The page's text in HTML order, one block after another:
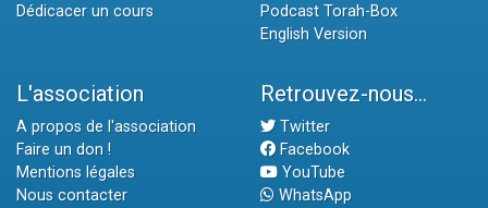
Dédicacer un cours
Podcast Torah-Box
English Version
L'association
A propos de l'association
Faire un don !
Mentions légales
Nous contacter
Retrouvez-nous...
Twitter
Facebook
YouTube
WhatsApp